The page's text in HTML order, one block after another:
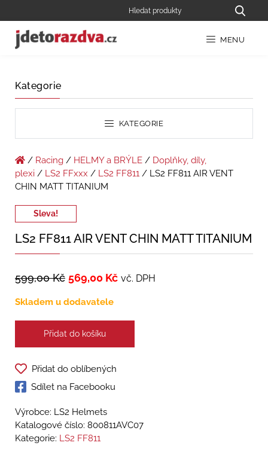
MENU
Kategorie
KATEGORIE
/ Racing / HELMY a BRÝLE / Doplňky, díly,
plexi / LS2 FFxxx / LS2 FF811 / LS2 FF811 AIR VENT
CHIN MATT TITANIUM
Sleva!
LS2 FF811 AIR VENT CHIN MATT TITANIUM
599,00Kč 569,00 Kč vč. DPH
Skladem u dodavatele
Přidat do košíku
Přidat do oblíbených
Sdílet na Facebooku
Výrobce: LS2 Helmets
Katalogové číslo: 800811AVC07
Kategorie: LS2 FF811